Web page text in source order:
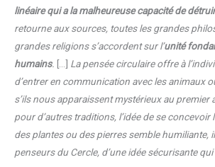
linéaire qui a la malheureuse capacité de
retourne aux sources, toutes les grandes
grandes religions s’accordent sur l’unité
humains. […] La pensée circulaire offre à
d’entrer en communication avec les animaux
s’ils nous apparaissent mystérieux au premier
pour d’autres traditions, l’idée de se concevoir
des plantes ou des pierres semble humiliante,
penseurs du Cercle, d’une idée sécurisante